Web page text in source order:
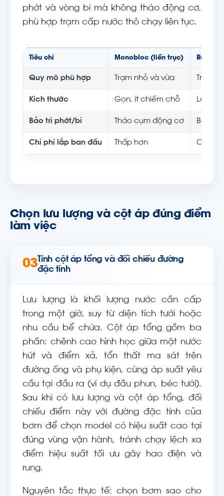
phớt và vòng bi mà không tháo động cơ,
phù hợp trạm cấp nước thô chạy liên tục.
Tiêu chí Monobloc (liền trục) Rời
Quy mô phù hợp Trạm nhỏ và vừa Trạm
Kích thước Gọn, ít chiếm chỗ Lớn
Bảo trì phớt/bi Tháo cụm động cơ Bảo trì
Chi phí lắp ban đầu Thấp hơn Cao
Chọn lưu lượng và cột áp đúng điểm
làm việc
03 Tính cột áp tổng và đối chiếu đường
đặc tính
Lưu lượng là khối lượng nước cần cấp
trong một giờ, suy từ diện tích tưới hoặc
nhu cầu bể chứa. Cột áp tổng gồm ba
phần: chênh cao hình học giữa mặt nước
hút và điểm xả, tổn thất ma sát trên
đường ống và phụ kiện, cùng áp suất yêu
cầu tại đầu ra (ví dụ đầu phun, béc tưới).
Sau khi có lưu lượng và cột áp tổng, đối
chiếu điểm này với đường đặc tính của
bơm để chọn model có hiệu suất cao tại
đúng vùng vận hành, tránh chạy lệch xa
điểm hiệu suất tối ưu gây hao điện và
rung.
Nguyên tắc thực tế: chọn bơm sao cho